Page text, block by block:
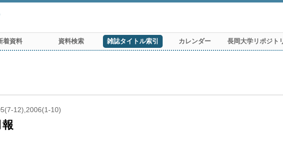
着資料 資料検索 雑誌タイトル索引 カレンダー 長岡大学リポジト
12),2006(1-10)